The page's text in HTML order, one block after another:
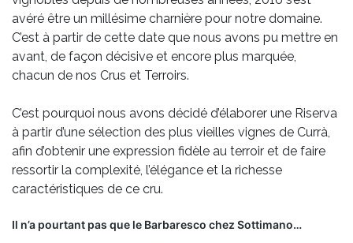
avéré être un millésime charnière pour notre domaine.
C’est à partir de cette date que nous avons pu mettre en
avant, de façon décisive et encore plus marquée,
chacun de nos Crus et Terroirs.
C’est pourquoi nous avons décidé d’élaborer une Riserva
à partir d’une sélection des plus vieilles vignes de Currà,
afin d’obtenir une expression fidèle au terroir et de faire
ressortir la complexité, l’élégance et la richesse
caractéristiques de ce cru.
Il n’a pourtant pas que le Barbaresco chez Sottimano…